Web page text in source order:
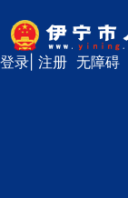
无障碍
登录 注册